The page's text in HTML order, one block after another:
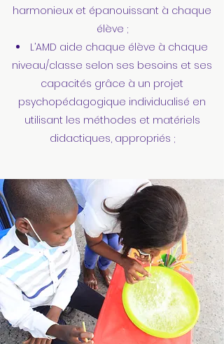
harmonieux et épanouissant à chaque
élève ;
L’AMD aide chaque élève à chaque
niveau/classe selon ses besoins et ses
capacités grâce à un projet
psychopédagogique individualisé en
utilisant les méthodes et matériels
didactiques, appropriés ;